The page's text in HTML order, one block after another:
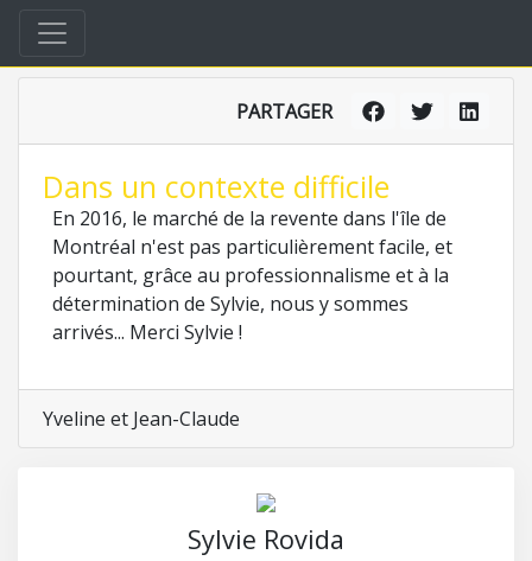
PARTAGER
Dans un contexte difficile
En 2016, le marché de la revente dans l'île de
Montréal n'est pas particulièrement facile, et
pourtant, grâce au professionnalisme et à la
détermination de Sylvie, nous y sommes
arrivés... Merci Sylvie !
Yveline et Jean-Claude
Sylvie Rovida